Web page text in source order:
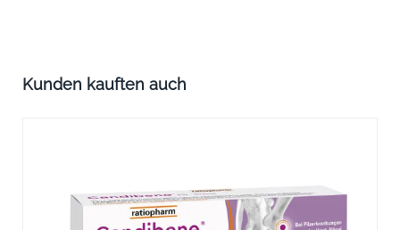
Produktgalerie überspringen
Kunden kauften auch